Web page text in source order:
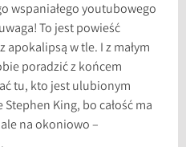
wspaniałego youtubowego
To jest powieść
w tle. I z małym
poradzić z końcem
tu, kto jest ulubionym
King, bo całość ma
na okoniowo –